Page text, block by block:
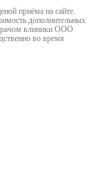
приёма на сайте.
дополнительных
клиники ООО
во время